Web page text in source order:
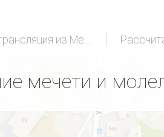
Он-лайн трансляция из Мекки
мечети и